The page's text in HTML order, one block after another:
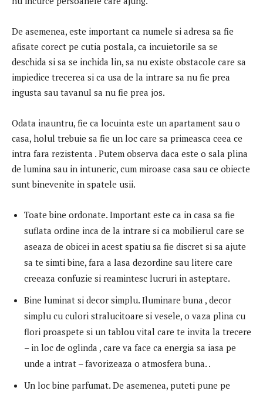
De asemenea, este important ca numele si adresa sa fie
afisate corect pe cutia postala, ca incuietorile sa se
deschida si sa se inchida lin, sa nu existe obstacole care sa
impiedice trecerea si ca usa de la intrare sa nu fie prea
ingusta sau tavanul sa nu fie prea jos.
Odata inauntru, fie ca locuinta este un apartament sau o
casa, holul trebuie sa fie un loc care sa primeasca ceea ce
intra fara rezistenta . Putem observa daca este o sala plina
de lumina sau in intuneric, cum miroase casa sau ce obiecte
sunt binevenite in spatele usii.
Toate bine ordonate. Important este ca in casa sa fie
suflata ordine inca de la intrare si ca mobilierul care se
aseaza de obicei in acest spatiu sa fie discret si sa ajute
sa te simti bine, fara a lasa dezordine sau litere care
creeaza confuzie si reamintesc lucruri in asteptare.
Bine luminat si decor simplu. Iluminare buna , decor
simplu cu culori stralucitoare si vesele, o vaza plina cu
flori proaspete si un tablou vital care te invita la trecere
– in loc de oglinda , care va face ca energia sa iasa pe
unde a intrat – favorizeaza o atmosfera buna. .
Un loc bine parfumat. De asemenea, puteti pune pe